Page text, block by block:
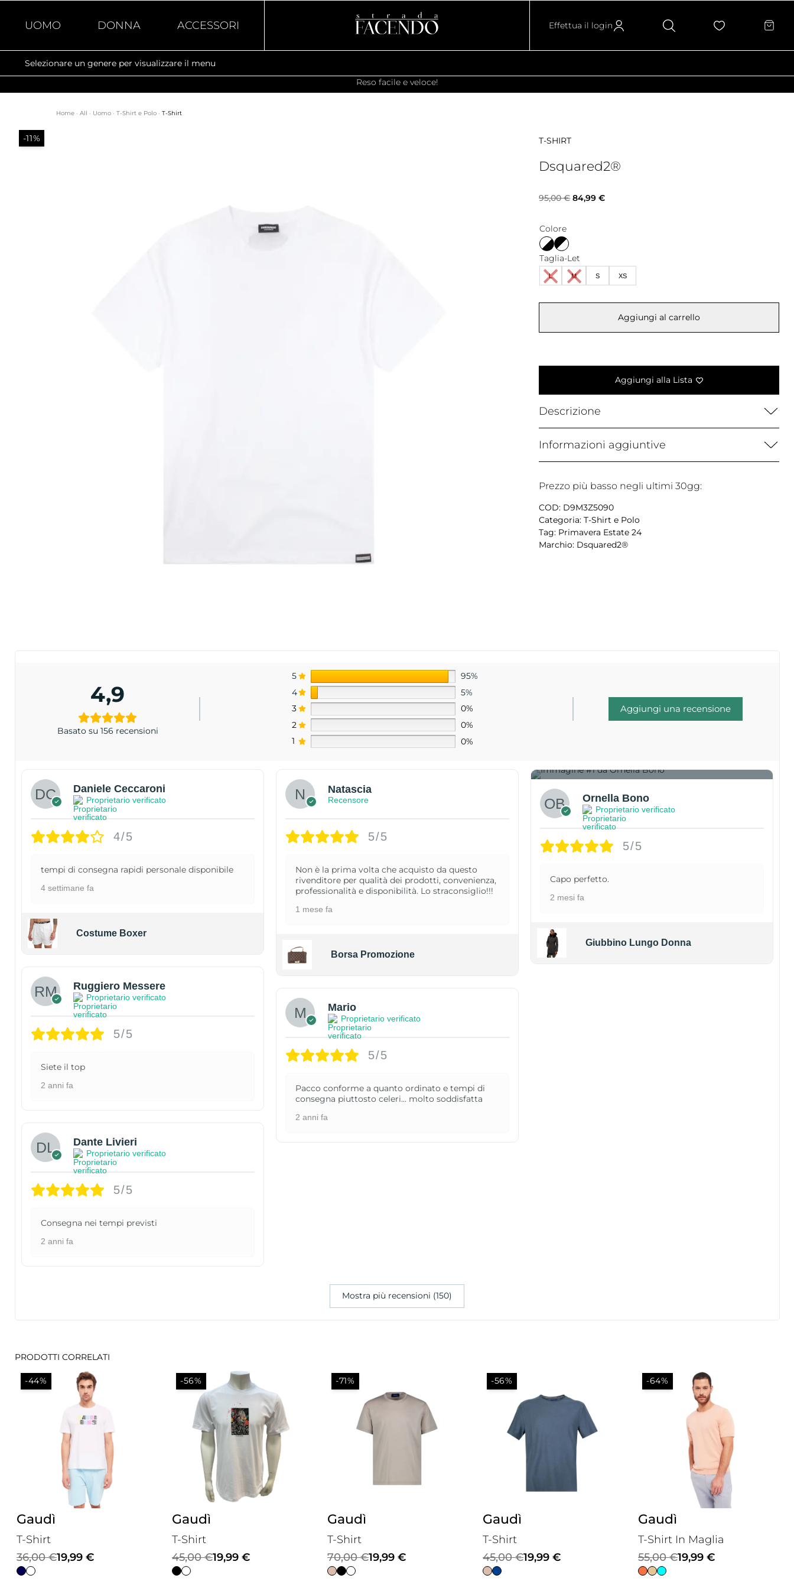
UOMO DONNA ACCESSORI Effettua il login
Selezionare un genere per visualizzare il menu
Reso facile e veloce!
Home · All · Uomo · T-Shirt e Polo · T-Shirt
-11% T-SHIRT
Dsquared2®
95,00€ Il
era:
84,99€Il
è:
Colore
Taglia-Let
L M S XS
Aggiungi al carrello
Aggiungi alla Lista
Descrizione
Informazioni aggiuntive
Prezzo più basso negli ultimi 30gg:
COD: D9M3Z5090
Categoria:T-Shirt e Polo
Tag: Primavera Estate 24
Marchio: Dsquared2®
4,9
Basato su 156 recensioni
5
95%
4
5%
3
0%
2
0%
1
0%
Aggiungi una recensione
Daniele Ceccaroni
Proprietario verificato
4/5
tempi di consegna rapidi personale disponibile
4 settimane fa
Costume Boxer
Ruggiero Messere
Proprietario verificato
5/5
Siete il top
2 anni fa
Dante Livieri
Proprietario verificato
5/5
Consegna nei tempi previsti
2 anni fa
Natascia
Recensore
5/5
Non è la prima volta che acquisto da questo
rivenditore per qualità dei prodotti, convenienza,
professionalità e disponibilità. Lo straconsiglio!!!
1 mese fa
Borsa Promozione
Mario
Proprietario verificato
5/5
Pacco conforme a quanto ordinato e tempi di
consegna piuttosto celeri... molto soddisfatta
2 anni fa
Ornella Bono
Proprietario verificato
5/5
Capo perfetto.
2 mesi fa
Giubbino Lungo Donna
Mostra più recensioni (150)
PRODOTTI CORRELATI
-44%
Gaudì
T-Shirt
36,00€
Il
prezzo
19,99 €
Il
prezzo
-56%
Gaudì
T-Shirt
45,00€
Il
prezzo
19,99 €
Il
prezzo
-71%
Gaudì
T-Shirt
70,00€
Il
prezzo
19,99 €
Il
prezzo
-56%
Gaudì
T-Shirt
45,00€
Il
prezzo
19,99 €
Il
prezzo
-64%
Gaudì
T-Shirt In Maglia
55,00€
Il
prezzo
19,99 €
Il
prezzo